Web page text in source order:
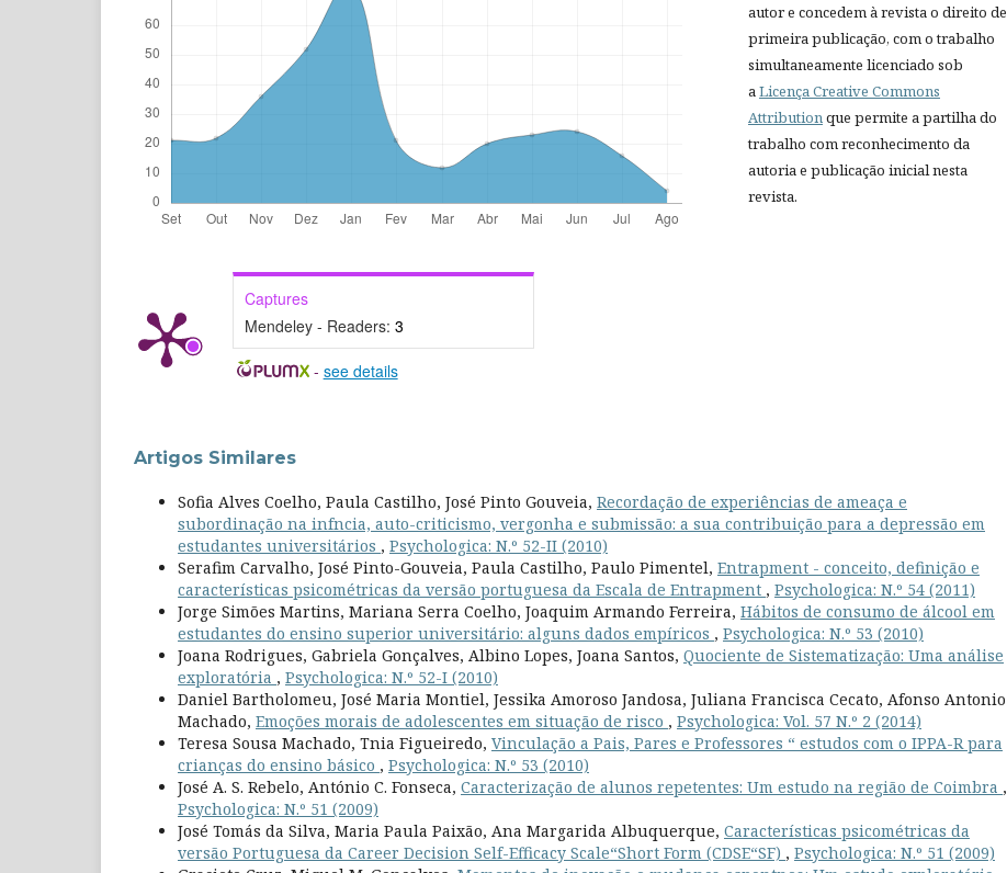
Captures
Mendeley - Readers: 3
- see details
autor e concedem à revista o direito de
primeira publicação, com o trabalho
simultaneamente licenciado sob
aLicença Creative Commons
Attributionque permite a partilha do
trabalho com reconhecimento da
autoria e publicação inicial nesta
revista.
Artigos Similares
Sofia Alves Coelho, Paula Castilho, José Pinto Gouveia, Recordação de experiências de ameaça e
subordinação na infncia, auto-criticismo, vergonha e submissão: a sua contribuição para a depressão em
estudantes universitários , Psychologica: N.º 52-II (2010)
Serafim Carvalho, José Pinto-Gouveia, Paula Castilho, Paulo Pimentel, Entrapment - conceito, definição e
características psicométricas da versão portuguesa da Escala de Entrapment , Psychologica: N.º 54 (2011)
Jorge Simões Martins, Mariana Serra Coelho, Joaquim Armando Ferreira, Hábitos de consumo de álcool em
estudantes do ensino superior universitário: alguns dados empíricos , Psychologica: N.º 53 (2010)
Joana Rodrigues, Gabriela Gonçalves, Albino Lopes, Joana Santos, Quociente de Sistematização: Uma análise
exploratória , Psychologica: N.º 52-I (2010)
Daniel Bartholomeu, José Maria Montiel, Jessika Amoroso Jandosa, Juliana Francisca Cecato, Afonso Antonio
Machado, Emoções morais de adolescentes em situação de risco , Psychologica: Vol. 57 N.º 2 (2014)
Teresa Sousa Machado, Tnia Figueiredo, Vinculação a Pais, Pares e Professores “ estudos com o IPPA-R para
crianças do ensino básico , Psychologica: N.º 53 (2010)
José A. S. Rebelo, António C. Fonseca, Caracterização de alunos repetentes: Um estudo na região de Coimbra ,
Psychologica: N.º 51 (2009)
José Tomás da Silva, Maria Paula Paixão, Ana Margarida Albuquerque, Características psicométricas da
versão Portuguesa da Career Decision Self-Efficacy Scale“Short Form (CDSE“SF) , Psychologica: N.º 51 (2009)